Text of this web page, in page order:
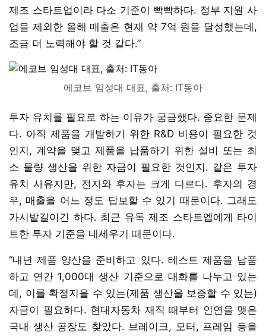
제조 스타트업이라 다소 기준이 빡빡하다. 정부 지원 사
업을 제외한 올해 매출은 현재 약 7억 원을 달성했는데,
조금 더 노력해야 할 것 같다.”
에코브 임성대 대표, 출처: IT동아
투자 유치를 필요로 하는 이유가 궁금했다. 중요한 문제
다. 아직 제품을 개발하기 위한 R&D 비용이 필요한 것
인지, 계약을 맺고 제품을 납품하기 위한 설비 또는 최
소 물량 생산을 위한 자금이 필요한 것인지. 같은 투자
유치 사유지만, 전자와 후자는 크게 다르다. 후자의 경
우, 매출을 어느 정도 답보할 수 있기 때문이다. 그래도
가시밭길이긴 하다. 최근 유독 제조 스타트엡에게 타이
트한 투자 기준을 내세우기 때문이다.
“내년 제품 양산을 준비하고 있다. 테스트 제품을 납품
하고 연간 1,000대 생산 기준으로 대화를 나누고 있는
데, 이를 확정지을 수 있는(제품 생산을 보증할 수 있는)
자금이 필요하다. 현대자동차 재직 때부터 인연을 맺은
국내 생산 공장도 찾았다. 브레이크, 모터, 프레임 등을